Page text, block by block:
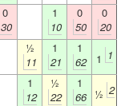
0
30
1
10
0
50
0
20
½
11
1
21
1
62
1 1
1
12
½
22
1
66
½ 2